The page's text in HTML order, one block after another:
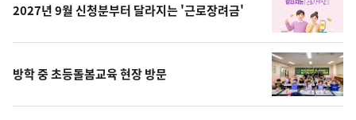
2027년 9월 신청분부터 달라지는 '근로장려금'
방학 중 초등돌봄교육 현장 방문